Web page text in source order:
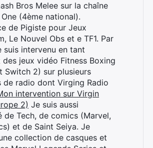
Bros Melee sur la chaîne
(4ème national).
de Pigiste pour Jeux
Le Nouvel Obs et e TF1. Par
suis intervenu en tant
jeux vidéo Fitness Boxing
Switch 2) sur plusieurs
de radio dont Virging Radio
intervention sur Virgin
2) Je suis aussi
de Tech, de comics (Marvel,
et de Saint Seiya. Je
collection de casques et